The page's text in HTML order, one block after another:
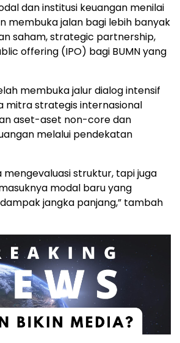
dan institusi keuangan menilai
membuka jalan bagi lebih banyak
saham, strategic partnership,
offering (IPO) bagi BUMN yang
membuka jalur dialog intensif
mitra strategis internasional
aset-aset non-core dan
melalui pendekatan
mengevaluasi struktur, tapi juga
modal baru yang
jangka panjang,” tambah